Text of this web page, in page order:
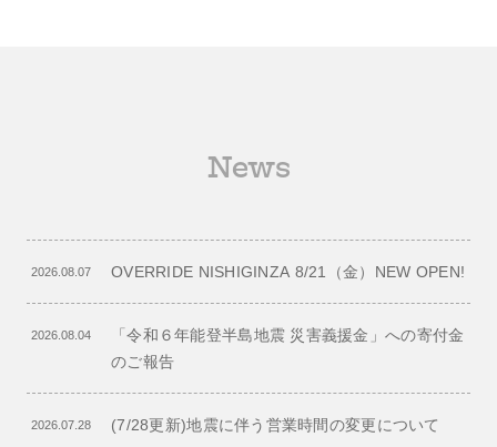
News
2026.08.07 OVERRIDE NISHIGINZA 8/21（金）NEW OPEN!
2026.08.04
「令和６年能登半島地震 災害義援金」への寄付金
のご報告
2026.07.28 (7/28更新)地震に伴う営業時間の変更について